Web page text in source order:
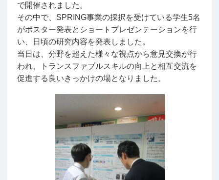
で開催されました。
その中で、SPRING事業の採択を受けている学生5名
がポスター発表とショートプレゼンテーションを行
い、日頃の研究内容を発表しました。
当日は、分野を超えた様々な視点から意見交換が行
われ、トランスファブルスキルの向上と相互交流を
促進する良いきっかけの場となりました。